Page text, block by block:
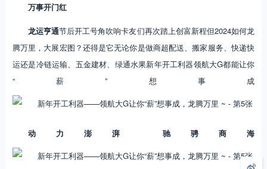
万事开门红
龙运亨通节后开工号角吹响卡友们再次踏上创富新程但2024如何龙
腾万里，大展宏图？还得是它无论你是做商超配送、搬家服务、快递快
运还是冷链运输、五金建材、绿通水果新年开工利器领航大G都能让你
“薪”想事成
动力澎湃 驰骋商海